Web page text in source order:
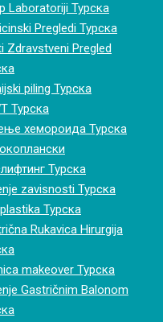
Laboratoriji Турска
Pregledi Турска
Zdravstveni Pregled
piling Турска
Турска
хемороида Турска
Турска
zavisnosti Турска
Турска
Rukavica Hirurgija
makeover Турска
Gastričnim Balonom